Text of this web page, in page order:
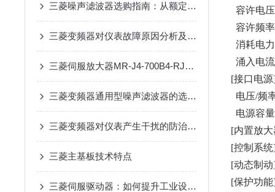
三菱噪声滤波器选购指南：从额定电流、频率范围到适配场景
三菱变频器对仪表故障原因分析及解决措施
三菱伺服放大器MR-J4-700B4-RJ：高性能驱动的智慧选择
三菱变频器通用型噪声滤波器的选购与安装要点
三菱变频器对仪表产生干扰的防治措施
三菱主基板技术特点
三菱伺服驱动器：如何提升工业设备的精确控制与效率
容许电
容许频
消耗电
涌入电
[接口电
电压/频
电源容
[内置放
[控制系
[动态制
[保护功